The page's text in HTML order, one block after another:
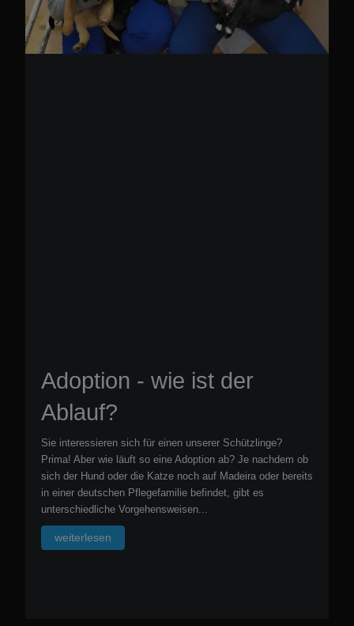
Selbstauskunft für
Interessenten
Um sie besser kennenzulernen und einschätzen zu können
ob oder welcher Hund am besten zu Ihnen passt, haben wir
eine Online-Selbstauskunft auf unserer Website integriert.
Diese bitten wir sie bei Interesse an einem unserer